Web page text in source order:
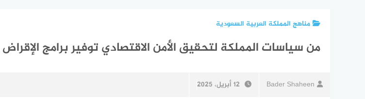
مناهج المملكة العربية السعودية
من سياسات المملكة لتحقيق الأمن الاقتصادي توفير برامج
Bader Shaheen 12 أبريل، 2025